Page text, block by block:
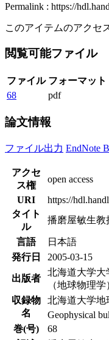
Permalink : https://
このアイテムのアクセ
閲覧可能ファイル
ファイル フォーマット
68
pdf
論文情報
ファイル出力 EndNote
アクセ
ス権
open access
URI
https://
タイト
ル
播磨屋敏生教
言語
日本語
発行日
2005-03-15
出版者
北海道大学大
（地球物理学
収録物
名
北海道大学地
Geophysical
巻(号)
68